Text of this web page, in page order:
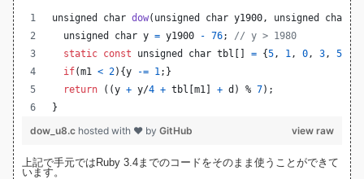
unsigned char dow( unsigned char y1900 , unsigned char
unsigned char y = y1900 - 76; // y > 1980
static const unsigned char tbl [] = {5 , 1 , 0 , 3 , 5 ,
if(m1 < 2){y -= 1 ;}
return ((y + y/4 + tbl [m1 ] + d ) % 7);
}
view raw
dow_u8.c hosted with ❤ by GitHub
上記で手元ではRuby 3.4までのコードをそのまま使うことができて
います。